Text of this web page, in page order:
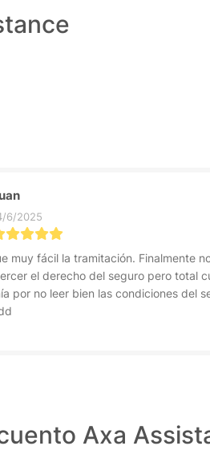
6/2025
muy fácil la tramitación. Finalmente
el derecho del seguro pero total
por no leer bien las condiciones del
Axa